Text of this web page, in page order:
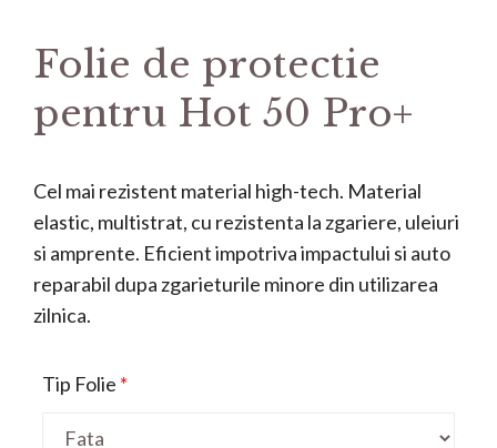
Folie de protectie
pentru Hot 50 Pro+
Cel mai rezistent material high-tech. Material
elastic, multistrat, cu rezistenta la zgariere, uleiuri
si amprente. Eficient impotriva impactului si auto
reparabil dupa zgarieturile minore din utilizarea
zilnica.
Tip Folie *